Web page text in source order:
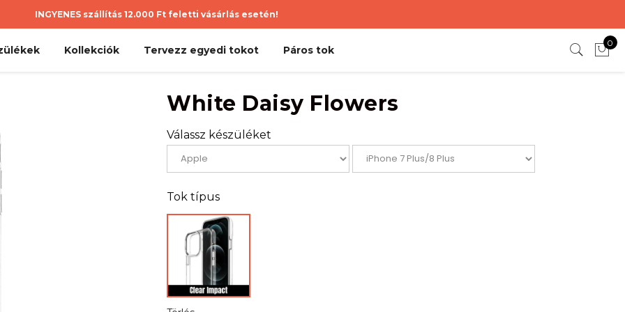
INGYENES szállítás 12.000 Ft feletti vásárlás esetén!
Kollekciók Tervezz egyedi tokot Páros tok
0
White Daisy Flowers
Válassz készüléket
Tok típus